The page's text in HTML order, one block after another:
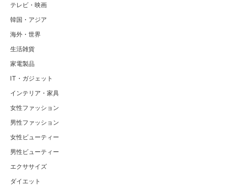
テレビ・映画
韓国・アジア
海外・世界
生活雑貨
家電製品
IT・ガジェット
インテリア・家具
女性ファッション
男性ファッション
女性ビューティー
男性ビューティー
エクササイズ
ダイエット